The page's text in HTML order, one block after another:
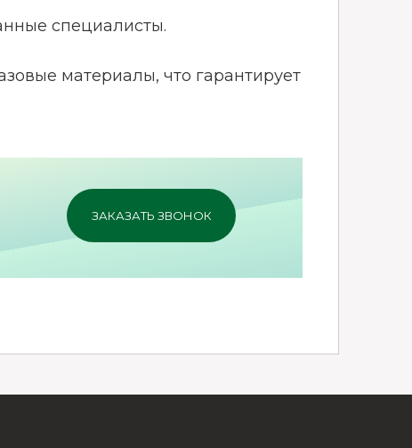
специалисты.
материалы, что гарантирует
ЗАКАЗАТЬ ЗВОНОК